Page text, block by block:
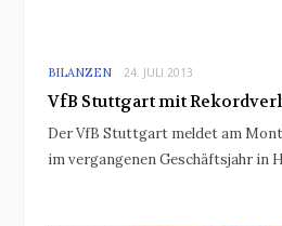
BILANZEN 24. JULI 2013
VfB Stuttgart mit
Der VfB Stuttgart meldet am
im vergangenen Geschäftsjahr in